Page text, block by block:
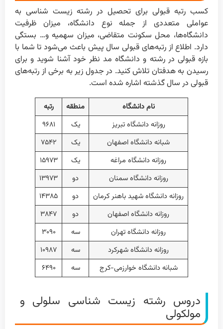
کسب رتبه قبولی برای تحصیل در رشته زیست شناسی به
عواملی متعددی از جمله نوع دانشگاه، میزان ظرفیت
دانشگاه‌ها، محل سکونت متقاضی، میزان سهمیه و… بستگی
دارد. اطلاع از رتبه‌های قبولی سال پیش باعث می‌شود تا شما با
بازه قبولی در رشته و دانشگاه مد نظر خود آشنا شوید و برای
رسیدن به هدفتان تلاش کنید. در جدول زیر به برخی از رتبه‌های
قبولی در سال گذشته اشاره شده است.
نام دانشگاه منطقه
رتبه
روزانه دانشگاه تبریز
یک
۹۶۸۱
شبانه دانشگاه اصفهان
یک
۷۵۴۲
روزانه دانشگاه مراغه
یک
۱۵۹۷۳
روزانه دانشگاه سمنان
دو
۱۳۹۷۳
روزانه دانشگاه شهید باهنر کرمان
دو
۱۴۳۸۵
روزانه دانشگاه اصفهان
دو
۳۸۴۷
روزانه دانشگاه تهران
سه
۳۰۹۰
روزانه دانشگاه شهرکرد
سه
۱۰۹۸۷
شبانه دانشگاه خوارزمی-کرج
سه ۶۴۹۰
دروس رشته زیست شناسی سلولی و
مولکولی